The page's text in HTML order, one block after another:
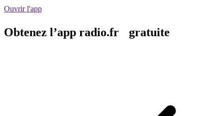
Ouvrir l'app
Obtenez l’app radio.fr gratuite